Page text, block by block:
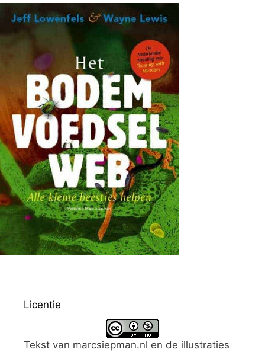
Licentie
Tekst van marcsiepman.nl en de illustraties